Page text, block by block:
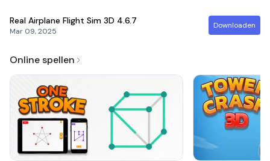
Real Airplane Flight Sim 3D 4.6.7
Mar 09, 2025
Downloaden
Online spellen